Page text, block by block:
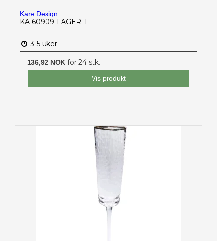
Kare Design
KA-60909-LAGER-T
3-5 uker
136,92 NOK for 24 stk.
Vis produkt